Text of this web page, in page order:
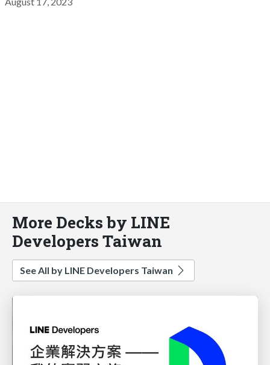
More Decks by LINE
Developers Taiwan
See All by LINE Developers Taiwan